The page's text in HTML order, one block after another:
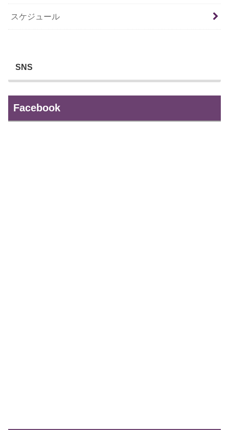
スケジュール
SNS
Facebook